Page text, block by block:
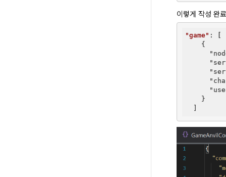
이렇게 작성 완
"game" : [
    {
    }